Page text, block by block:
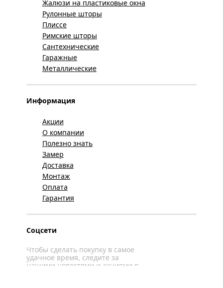
Жалюзи на пластиковые окна
Рулонные шторы
Плиссе
Римские шторы
Сантехнические
Гаражные
Металлические
Информация
Акции
О компании
Полезно знать
Замер
Доставка
Монтаж
Оплата
Гарантия
Соцсети
Чтобы сделать покупку в самое
удачное время, следите за
нашими новостями и акциями в